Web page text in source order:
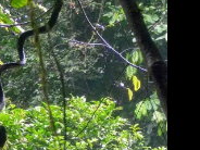
Cœur
Du
Parc
De
L’Ivindo